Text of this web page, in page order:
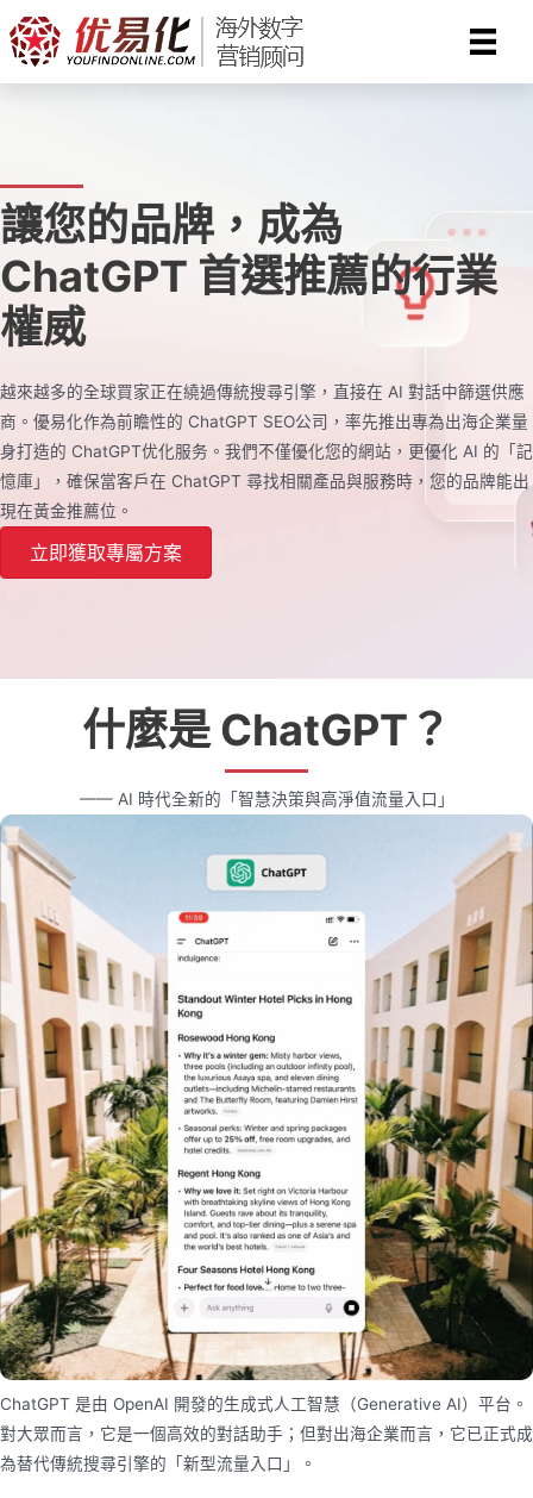
Skip
to
content
讓您的品牌，成為
ChatGPT 首選推薦的行業
權威
越來越多的全球買家正在繞過傳統搜尋引擎，直接在 AI 對話中篩選供應
商。優易化作為前瞻性的 ChatGPT SEO公司，率先推出專為出海企業量
身打造的 ChatGPT优化服务。我們不僅優化您的網站，更優化 AI 的「記
憶庫」，確保當客戶在 ChatGPT 尋找相關產品與服務時，您的品牌能出
現在黃金推薦位。
立即獲取專屬方案
什麼是 ChatGPT？
—— AI 時代全新的「智慧決策與高淨值流量入口」
ChatGPT 是由 OpenAI 開發的生成式人工智慧（Generative AI）平台。
對大眾而言，它是一個高效的對話助手；但對出海企業而言，它已正式成
為替代傳統搜尋引擎的「新型流量入口」。